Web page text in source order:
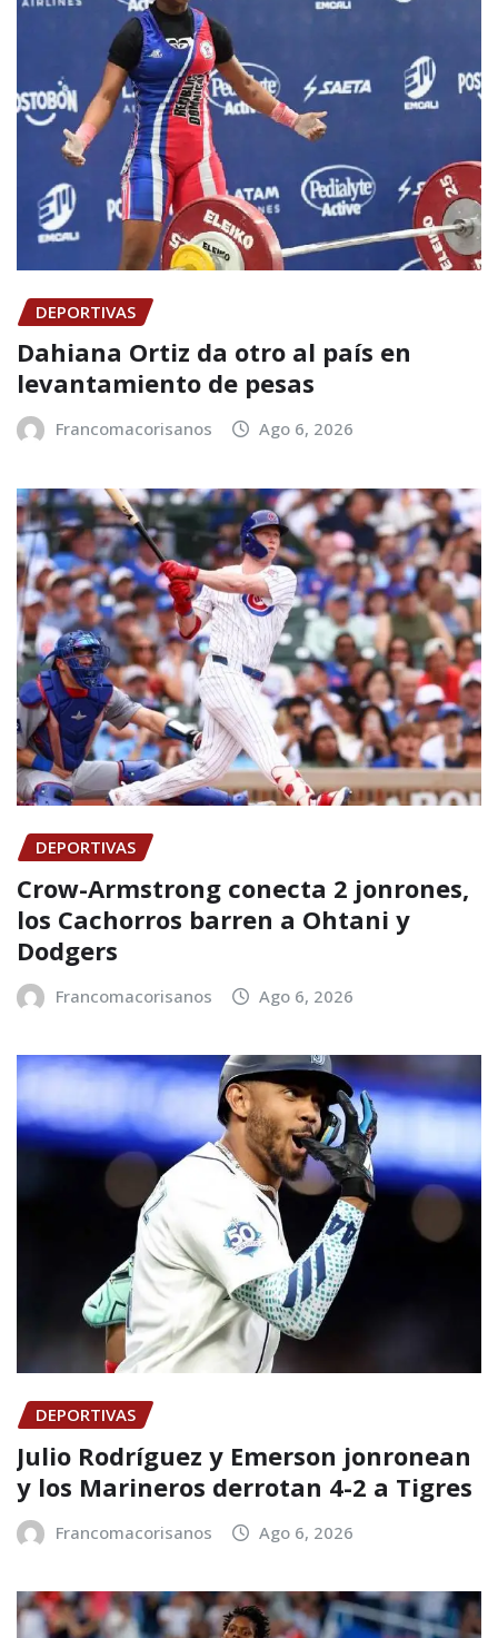
DEPORTIVAS
Dahiana Ortiz da otro al país en
levantamiento de pesas
Francomacorisanos Ago 6, 2026
DEPORTIVAS
Crow-Armstrong conecta 2 jonrones,
los Cachorros barren a Ohtani y
Dodgers
Francomacorisanos Ago 6, 2026
DEPORTIVAS
Julio Rodríguez y Emerson jonronean
y los Marineros derrotan 4-2 a Tigres
Francomacorisanos Ago 6, 2026